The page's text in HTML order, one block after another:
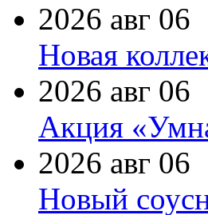
2026 авг 06
Новая
2026 авг 06
Акция
2026 авг 06
Новый